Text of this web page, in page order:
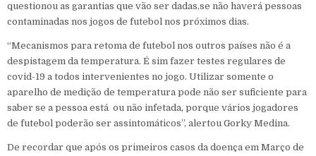
questionou as garantias que vão ser dadas,se não haverá pessoas
contaminadas nos jogos de futebol nos próximos dias.
“Mecanismos para retoma de futebol nos outros países não é a
despistagem da temperatura. É sim fazer testes regulares de
covid-19 a todos intervenientes no jogo. Utilizar somente o
aparelho de medição de temperatura pode não ser suficiente para
saber se a pessoa está ou não infetada, porque vários jogadores
de futebol poderão ser assintomáticos”, alertou Gorky Medina.
De recordar que após os primeiros casos da doença em Março de